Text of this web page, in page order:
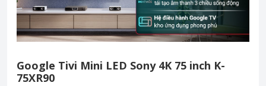
Google Tivi Mini LED Sony 4K 75 inch K-
75XR90